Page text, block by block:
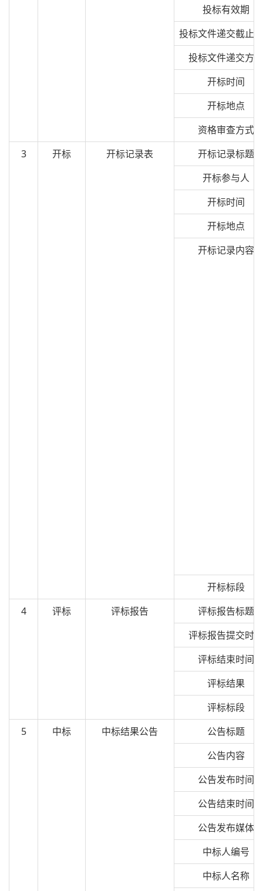
投标有效期
投标文件递交截止
投标文件递交方法
开标时间
开标地点
资格审查方式
3
开标 开标记录表
开标记录标题
开标参与人
开标时间
开标地点
开标记录内容
开标标段
4
评标 评标报告
评标报告标题
评标报告提交时间
评标结束时间
评标结果
评标标段
5
中标 中标结果公告
公告标题
公告内容
公告发布时间
公告结束时间
公告发布媒体
中标人编号
中标人名称